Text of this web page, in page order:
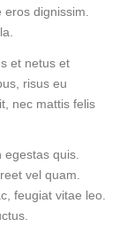
dignissim.
et netus et
risus eu
nec mattis felis
quis.
vel quam.
feugiat vitae leo.